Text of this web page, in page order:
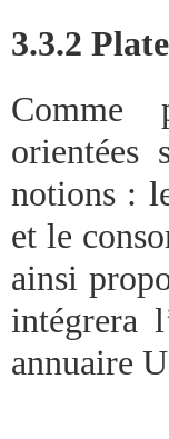
3.3.2
Comme
orientées
notions :
et le
ainsi
intégrera
annuaire